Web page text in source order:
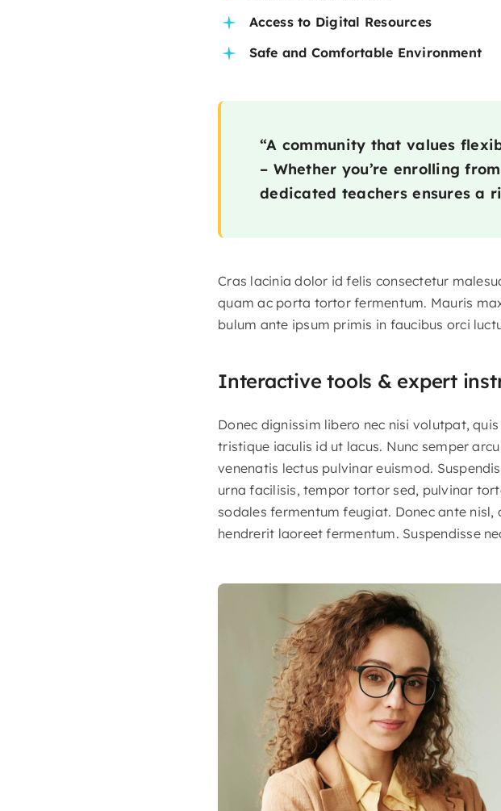
Access to Digital Resources
Safe and Comfortable Environment
“A community that values
– Whether you’re enrolling
dedicated teachers ensures a
Cras lacinia dolor id felis consectetur
quam ac porta tortor fermentum. Mauris
bulum ante ipsum primis in faucibus orci
Interactive tools & expert
Donec dignissim libero nec nisi volutpat,
tristique iaculis id ut lacus. Nunc semper
venenatis lectus pulvinar euismod.
urna facilisis, tempor tortor sed, pulvinar
sodales fermentum feugiat. Donec ante
hendrerit laoreet fermentum. Suspendisse